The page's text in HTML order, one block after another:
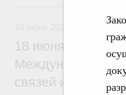
18 июня Михаил
Международной
связей и